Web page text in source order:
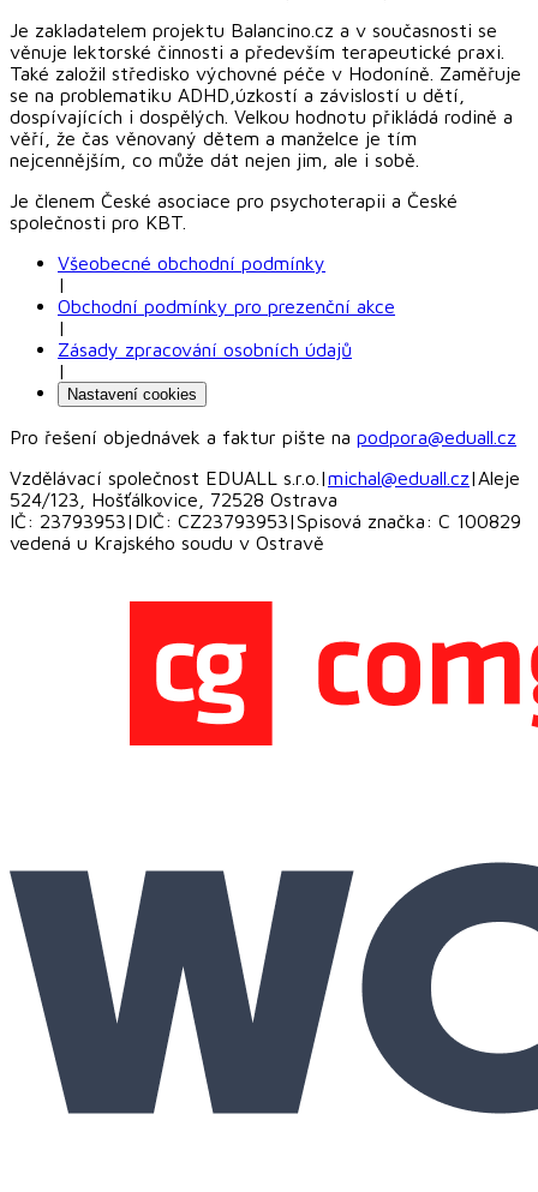
Je zakladatelem projektu Balancino.cz a v současnosti se
věnuje lektorské činnosti a především terapeutické praxi.
Také založil středisko výchovné péče v Hodoníně. Zaměřuje
se na problematiku ADHD,úzkostí a závislostí u dětí,
dospívajících i dospělých. Velkou hodnotu přikládá rodině a
věří, že čas věnovaný dětem a manželce je tím
nejcennějším, co může dát nejen jim, ale i sobě.
Je členem České asociace pro psychoterapii a České
společnosti pro KBT.
Všeobecné obchodní podmínky
|
Obchodní podmínky pro prezenční akce
|
Zásady zpracování osobních údajů
|
Nastavení cookies
Pro řešení objednávek a faktur pište na podpora@eduall.cz
Vzdělávací společnost EDUALL s.r.o. |michal@eduall.cz|Aleje
524/123, Hošťálkovice, 72528 Ostrava
IČ: 23793953| DIČ: CZ23793953|Spisová značka: C 100829
vedená u Krajského soudu v Ostravě